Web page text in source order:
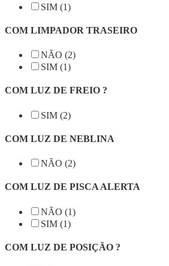
SIM (1)
COM LIMPADOR TRASEIRO
NÃO (2)
SIM (1)
COM LUZ DE FREIO ?
SIM (2)
COM LUZ DE NEBLINA
NÃO (2)
COM LUZ DE PISCA ALERTA
NÃO (1)
SIM (1)
COM LUZ DE POSIÇÃO ?